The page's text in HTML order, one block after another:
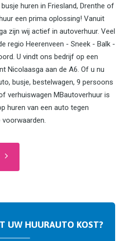
huren in Friesland, Drenthe of
een prima oplossing! Vanuit
zijn wij actief in autoverhuur. Veel
regio Heerenveen - Sneek - Balk -
U vindt ons bedrijf op een
Nicolaasga aan de A6. Of u nu
busje, bestelwagen, 9 persoons
verhuiswagen MBautoverhuur is
huren van een auto tegen
UW HUURAUTO KOST?